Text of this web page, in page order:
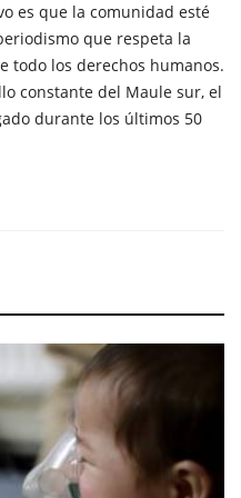
es que la comunidad esté
que respeta la
todo los derechos humanos.
constante del Maule sur, el
durante los últimos 50